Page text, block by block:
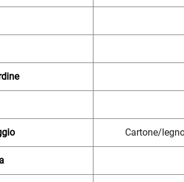
Cartone/